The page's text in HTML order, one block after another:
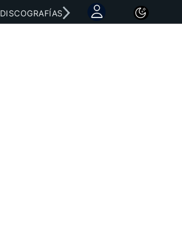
DISCOGRAFÍAS CONCIERTOS LETRAS